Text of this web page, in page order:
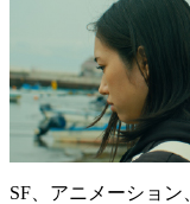
SF、アニメーショ